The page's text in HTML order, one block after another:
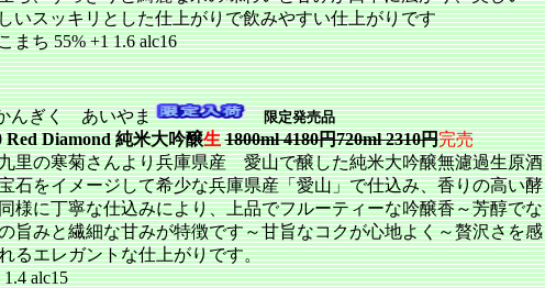
いスッキリとした仕上がりで飲みやすい仕上がりです
ち 55% +1 1.6 alc16
んぎく あいやま 限定発売品
Red Diamond 純米大吟醸生 1800ml 4180円720ml 2310円完売
里の寒菊さんより兵庫県産 愛山で醸した純米大吟醸無濾過生原酒
石をイメージして希少な兵庫県産「愛山」で仕込み、香りの高い酵
様に丁寧な仕込みにより、上品でフルーティーな吟醸香～芳醇でな
旨みと繊細な甘みが特徴です～甘旨なコクが心地よく～贅沢さを感
るエレガントな仕上がりです。
alc15